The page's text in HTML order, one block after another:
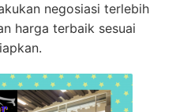
negosiasi terlebih
harga terbaik sesuai